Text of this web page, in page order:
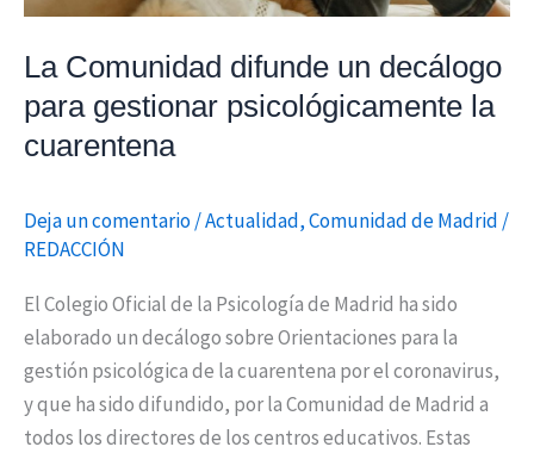
La Comunidad difunde un decálogo
para gestionar psicológicamente la
cuarentena
Deja un comentario/Actualidad,Comunidad de Madrid /
REDACCIÓN
El Colegio Oficial de la Psicología de Madrid ha sido
elaborado un decálogo sobre Orientaciones para la
gestión psicológica de la cuarentena por el coronavirus,
y que ha sido difundido, por la Comunidad de Madrid a
todos los directores de los centros educativos. Estas
cuarentena